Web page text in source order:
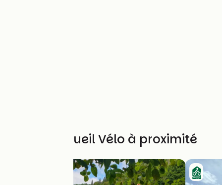
Autres Accueil Vélo à proximité